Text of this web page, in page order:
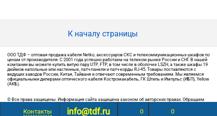
Контакты info@tdf.ru 0 0
К началу страницы
ООО ТДФ – оптовая продажа кабеля Netko, аксессуаров СКС и телекоммуникационных шкафов по
ценам от производителя. С 2001 года успешно работаем на телеком рынке России и СНГ. В нашей
компании вы можете купить витую пару UTP, FTP, в том числе в оболочке LSZH, а также шкафы 19
дюймов напольные или настенные, патч-панели и патч-корды RJ-45. Товары поставляются с
ведущих заводов России, Китая, Тайваня и отвечают современным требованиям. Мы являемся
официальными дилерами оптического кабеля Костромакабель, ГК Штиль и Импульс (ИБП), Yellow
(АКБ).
© Все права защищены. Информация сайта защищена законом об авторских правах. Обращаем
характер и не является публичной офертой, определяемой положениями Статьи 437 (2) ГК РФ.
Точную информацию о товаре и ценах вы можете получить у наших менеджеров.